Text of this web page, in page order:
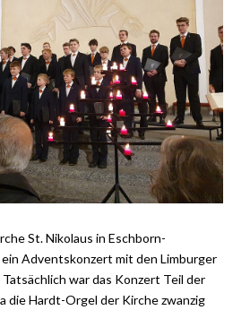
St. Nikolaus in Eschborn-
Adventskonzert mit den Limburger
war das Konzert Teil der
die Hardt-Orgel der Kirche zwanzig